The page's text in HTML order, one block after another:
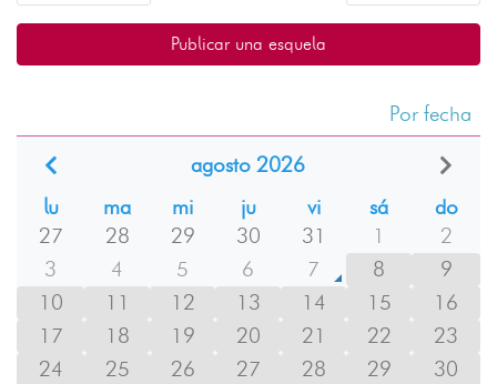
Publicar una esquela
Por fecha
agosto 2026
lu
ma mi ju vi sá
do
27
28 29 30 31 1
2
3
4 5 6 7 8
9
10
11 12 13 14 15
16
17
18 19 20 21 22
23
24
25 26 27 28 29
30